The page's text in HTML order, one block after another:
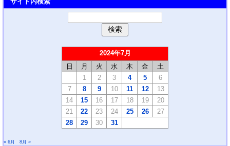
サイト内検索
2024年7月
日 月 火 水 木 金
土
1
2 3 4 5
6
7
8 9 10 11 12
13
14
15 16 17 18 19
20
21
22 23 24 25 26
27
28
29 30 31
« 6月 8月 »